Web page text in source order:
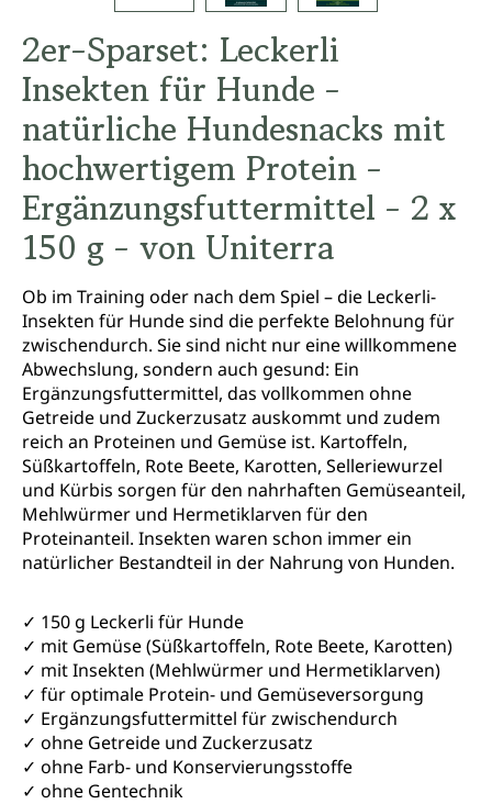
2er-Sparset: Leckerli
Insekten für Hunde -
natürliche Hundesnacks mit
hochwertigem Protein -
Ergänzungsfuttermittel - 2 x
150 g - von Uniterra
Ob im Training oder nach dem Spiel – die Leckerli-
Insekten für Hunde sind die perfekte Belohnung für
zwischendurch. Sie sind nicht nur eine willkommene
Abwechslung, sondern auch gesund: Ein
Ergänzungsfuttermittel, das vollkommen ohne
Getreide und Zuckerzusatz auskommt und zudem
reich an Proteinen und Gemüse ist. Kartoffeln,
Süßkartoffeln, Rote Beete, Karotten, Selleriewurzel
und Kürbis sorgen für den nahrhaften Gemüseanteil,
Mehlwürmer und Hermetiklarven für den
Proteinanteil. Insekten waren schon immer ein
natürlicher Bestandteil in der Nahrung von Hunden.
✓ 150 g Leckerli für Hunde
✓ mit Gemüse (Süßkartoffeln, Rote Beete, Karotten)
✓ mit Insekten (Mehlwürmer und Hermetiklarven)
✓ für optimale Protein- und Gemüseversorgung
✓ Ergänzungsfuttermittel für zwischendurch
✓ ohne Getreide und Zuckerzusatz
✓ ohne Farb- und Konservierungsstoffe
✓ ohne Gentechnik